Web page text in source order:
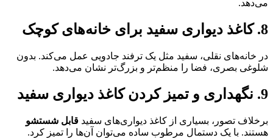
می‌دهد.
8. کاغذ دیواری سفید برای خانه‌های کوچک
در خانه‌های نقلی، سفید مثل یک ترفند جادویی عمل می‌کند. بدون
شلوغی بصری، فضا را منظم‌تر و بزرگ‌تر نشان می‌دهد.
9. نگهداری و تمیز کردن کاغذ دیواری سفید
برخلاف تصور، بسیاری از کاغذ دیواری‌های سفید قابل شستشو
هستند. با یک دستمال مرطوب ساده می‌توان آن‌ها را تمیز کرد.